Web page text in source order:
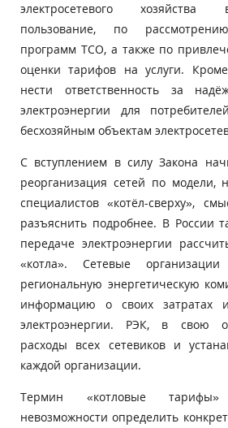
электросетевого хозяйства
пользование, по
программ ТСО, а также по
оценки тарифов на услуги.
нести ответственность за
электроэнергии для
бесхозяйным объектам
С вступлением в силу Закона
реорганизация сетей по модели,
специалистов «котёл-сверху»,
разъяснить подробнее. В России
передаче электроэнергии
«котла». Сетевые
региональную энергетическую
информацию о своих затратах
электроэнергии. РЭК, в свою
расходы всех сетевиков и
каждой организации.
Термин «котловые
невозможности определить